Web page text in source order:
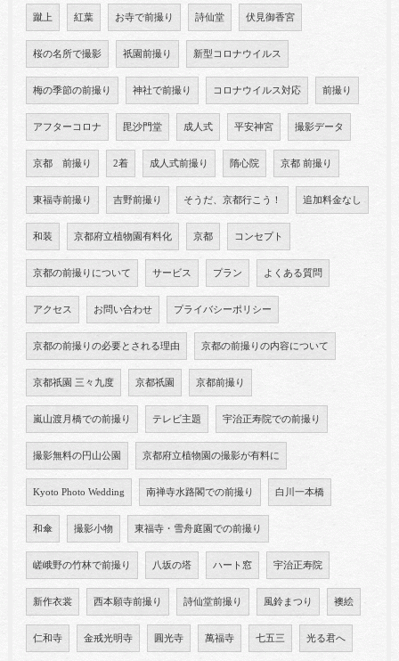
蹴上 紅葉 お寺で前撮り 詩仙堂 伏見御香宮
桜の名所で撮影 祇園前撮り 新型コロナウイルス
梅の季節の前撮り 神社で前撮り コロナウイルス対応 前撮り
アフターコロナ 毘沙門堂 成人式 平安神宮 撮影データ
京都 前撮り 2着 成人式前撮り 隋心院 京都 前撮り
東福寺前撮り 吉野前撮り そうだ、京都行こう！ 追加料金なし
和装 京都府立植物園有料化 京都 コンセプト
京都の前撮りについて サービス プラン よくある質問
アクセス お問い合わせ プライバシーポリシー
京都の前撮りの必要とされる理由 京都の前撮りの内容について
京都祇園 三々九度 京都祇園 京都前撮り
嵐山渡月橋での前撮り テレビ主題 宇治正寿院での前撮り
撮影無料の円山公園 京都府立植物園の撮影が有料に
Kyoto Photo Wedding 南禅寺水路閣での前撮り 白川一本橋
和傘 撮影小物 東福寺・雪舟庭園での前撮り
嵯峨野の竹林で前撮り 八坂の塔 ハート窓 宇治正寿院
新作衣裳 西本願寺前撮り 詩仙堂前撮り 風鈴まつり 襖絵
仁和寺 金戒光明寺 圓光寺 萬福寺 七五三 光る君へ